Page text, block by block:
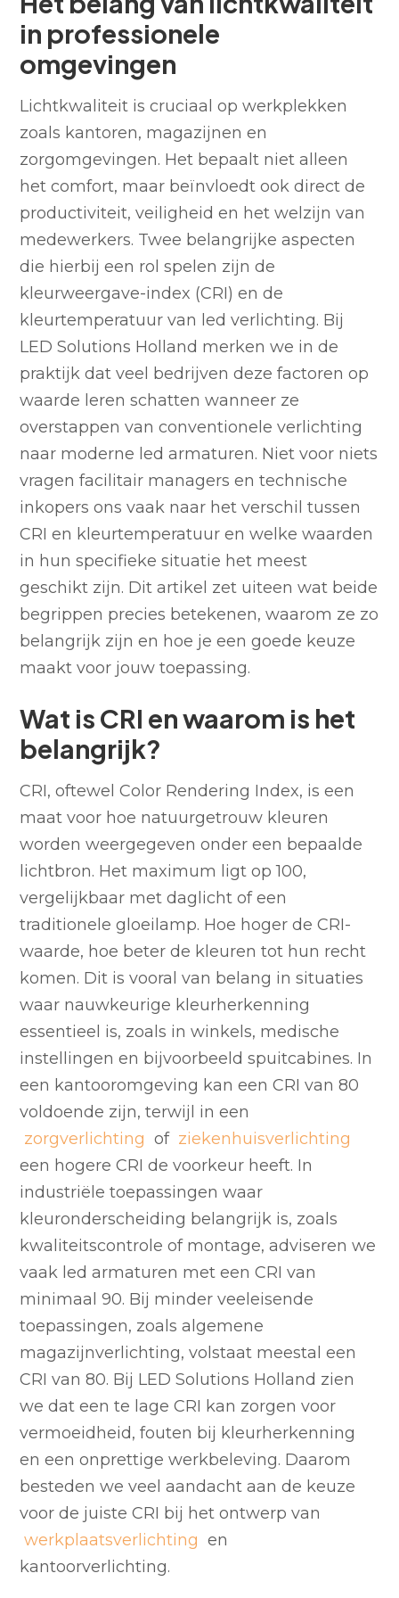
in professionele
omgevingen
Lichtkwaliteit is cruciaal op werkplekken
zoals kantoren, magazijnen en
zorgomgevingen. Het bepaalt niet alleen
het comfort, maar beïnvloedt ook direct de
productiviteit, veiligheid en het welzijn van
medewerkers. Twee belangrijke aspecten
die hierbij een rol spelen zijn de
kleurweergave-index (CRI) en de
kleurtemperatuur van led verlichting. Bij
LED Solutions Holland merken we in de
praktijk dat veel bedrijven deze factoren op
waarde leren schatten wanneer ze
overstappen van conventionele verlichting
naar moderne led armaturen. Niet voor niets
vragen facilitair managers en technische
inkopers ons vaak naar het verschil tussen
CRI en kleurtemperatuur en welke waarden
in hun specifieke situatie het meest
geschikt zijn. Dit artikel zet uiteen wat beide
begrippen precies betekenen, waarom ze zo
belangrijk zijn en hoe je een goede keuze
maakt voor jouw toepassing.
Wat is CRI en waarom is het
belangrijk?
CRI, oftewel Color Rendering Index, is een
maat voor hoe natuurgetrouw kleuren
worden weergegeven onder een bepaalde
lichtbron. Het maximum ligt op 100,
vergelijkbaar met daglicht of een
traditionele gloeilamp. Hoe hoger de CRI-
waarde, hoe beter de kleuren tot hun recht
komen. Dit is vooral van belang in situaties
waar nauwkeurige kleurherkenning
essentieel is, zoals in winkels, medische
instellingen en bijvoorbeeld spuitcabines. In
een kantooromgeving kan een CRI van 80
voldoende zijn, terwijl in een
zorgverlichting of ziekenhuisverlichting
een hogere CRI de voorkeur heeft. In
industriële toepassingen waar
kleuronderscheiding belangrijk is, zoals
kwaliteitscontrole of montage, adviseren we
vaak led armaturen met een CRI van
minimaal 90. Bij minder veeleisende
toepassingen, zoals algemene
magazijnverlichting, volstaat meestal een
CRI van 80. Bij LED Solutions Holland zien
we dat een te lage CRI kan zorgen voor
vermoeidheid, fouten bij kleurherkenning
en een onprettige werkbeleving. Daarom
besteden we veel aandacht aan de keuze
voor de juiste CRI bij het ontwerp van
werkplaatsverlichting en
kantoorverlichting.